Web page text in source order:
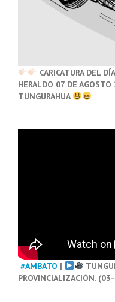
CARICATURA DEL
HERALDO 07 DE
TUNGURAHUA
#AMBATO |
PROVINCIALIZACIÓN.